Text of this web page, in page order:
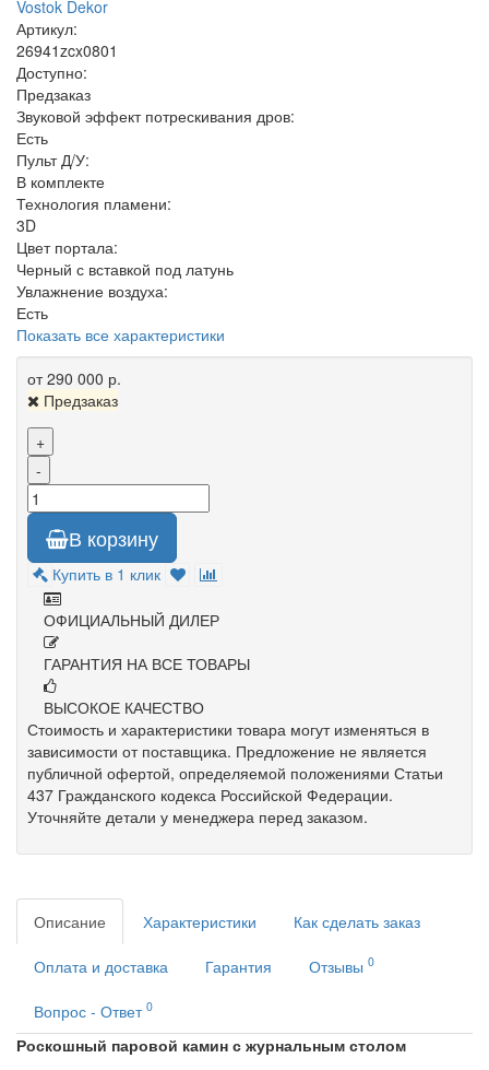
Vostok Dekor
Артикул:
26941zcx0801
Доступно:
Предзаказ
Звуковой эффект потрескивания дров:
Есть
Пульт Д/У:
В комплекте
Технология пламени:
3D
Цвет портала:
Черный с вставкой под латунь
Увлажнение воздуха:
Есть
Показать все характеристики
от 290 000 р.
Предзаказ
+
-
В корзину
Купить в 1 клик
ОФИЦИАЛЬНЫЙ ДИЛЕР
ГАРАНТИЯ НА ВСЕ ТОВАРЫ
ВЫСОКОЕ КАЧЕСТВО
Стоимость и характеристики товара могут изменяться в
зависимости от поставщика. Предложение не является
публичной офертой, определяемой положениями Статьи
437 Гражданского кодекса Российской Федерации.
Уточняйте детали у менеджера перед заказом.
Описание Характеристики Как сделать заказ
Оплата и доставка Гарантия Отзывы 0
Вопрос - Ответ 0
Роскошный паровой камин с журнальным столом